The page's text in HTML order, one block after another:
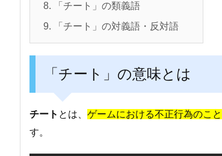
8. 「チート」の類義語
9. 「チート」の対義語・反対語
「チート」の意味とは
チート とは、 ゲームにおける不正行為のこと
す。